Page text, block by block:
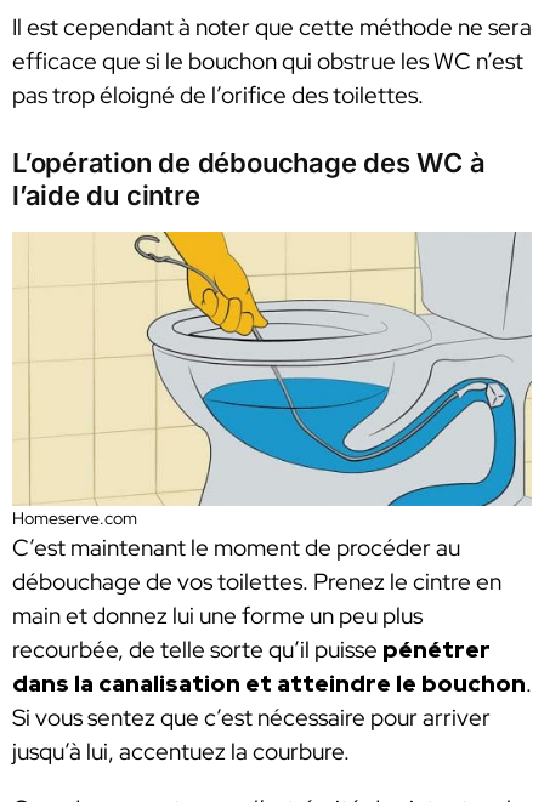
Il est cependant à noter que cette méthode ne sera
efficace que si le bouchon qui obstrue les WC n’est
pas trop éloigné de l’orifice des toilettes.
L’opération de débouchage des WC à
l’aide du cintre
Homeserve.com
C’est maintenant le moment de procéder au
débouchage de vos toilettes. Prenez le cintre en
main et donnez lui une forme un peu plus
recourbée, de telle sorte qu’il puisse pénétrer
dans la canalisation et atteindre le bouchon.
Si vous sentez que c’est nécessaire pour arriver
jusqu’à lui, accentuez la courbure.